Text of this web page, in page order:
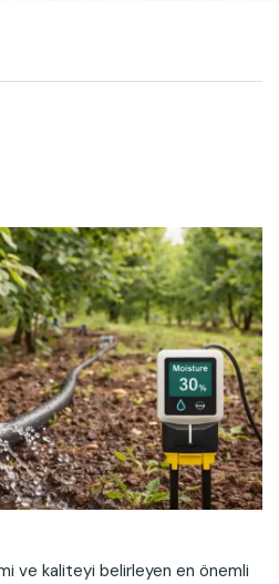
ve kaliteyi belirleyen en önemli